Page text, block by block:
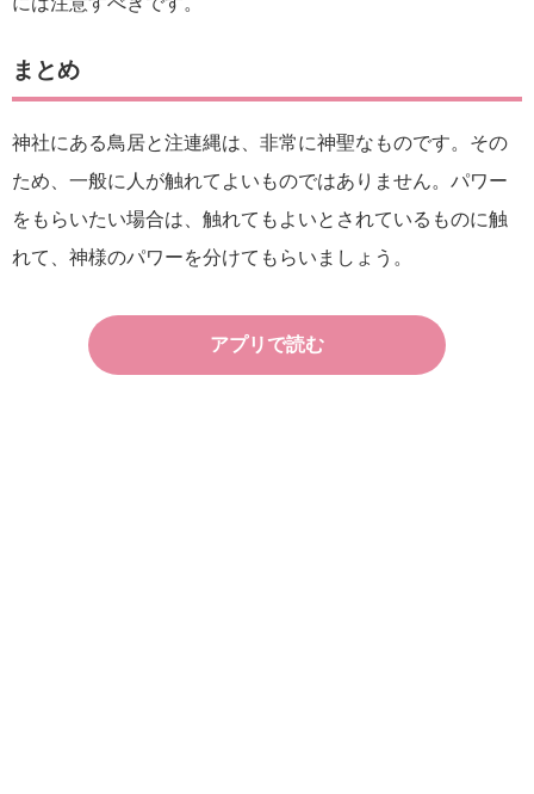
まとめ
神社にある鳥居と注連縄は、非常に神聖なものです。その
ため、一般に人が触れてよいものではありません。パワー
をもらいたい場合は、触れてもよいとされているものに触
れて、神様のパワーを分けてもらいましょう。
アプリで読む